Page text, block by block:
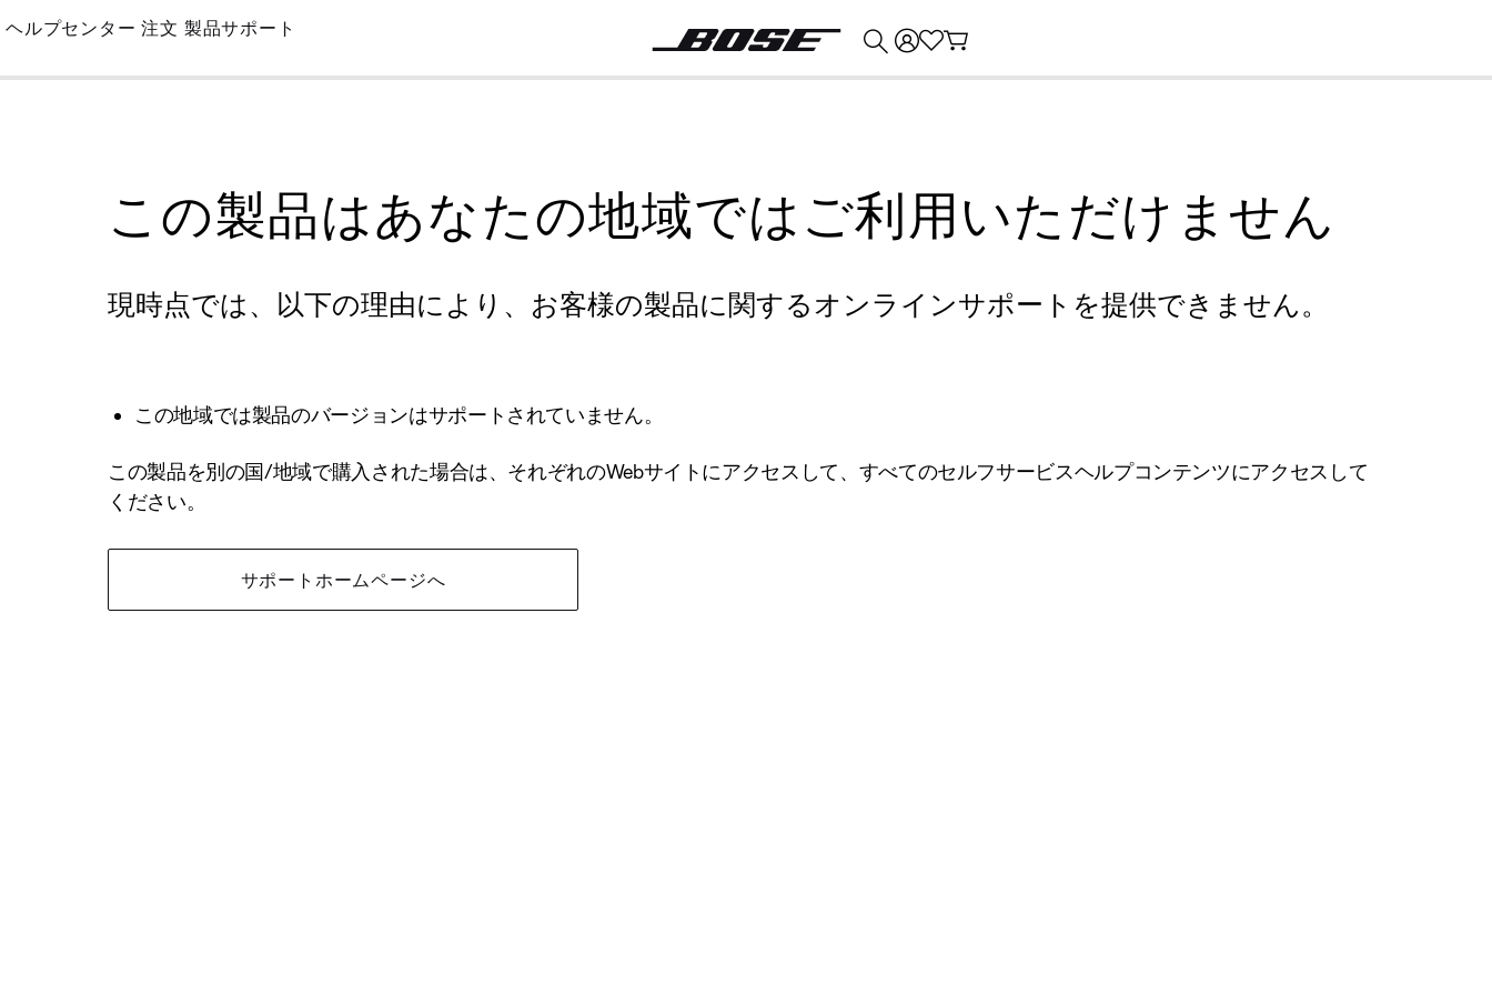
Skip
Main
ヘルプセンター 注文 製品サポート
この製品はあなたの地域ではご利用いただけません
現時点では、以下の理由により、お客様の製品に関するオンラインサポートを提供できません。
この地域では製品のバージョンはサポートされていません。
この製品を別の国/地域で購入された場合は、それぞれのWebサイトにアクセスして、すべてのセルフサービスヘルプコンテンツにアクセスして
ください。
サポートホームページへ